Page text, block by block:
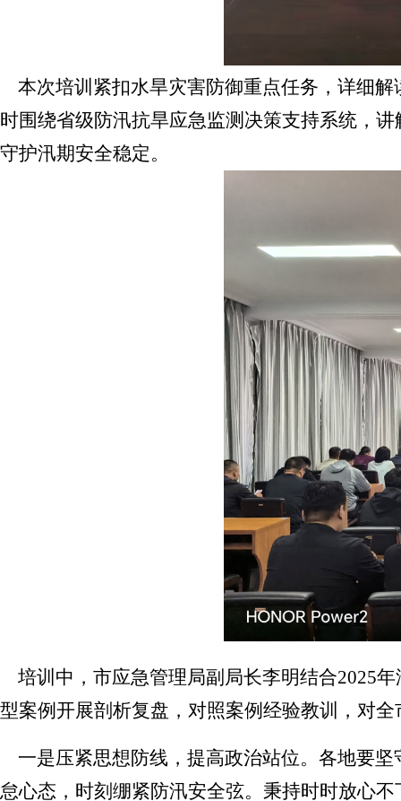
本次培训紧扣水旱灾害防御重点任务，详细
时围绕省级防汛抗旱应急监测决策支持系统，
守护汛期安全稳定。
培训中，市应急管理局副局长李明结合2025年
型案例开展剖析复盘，对照案例经验教训，对
一是压紧思想防线，提高政治站位。各地要
怠心态，时刻绷紧防汛安全弦。秉持时时放心